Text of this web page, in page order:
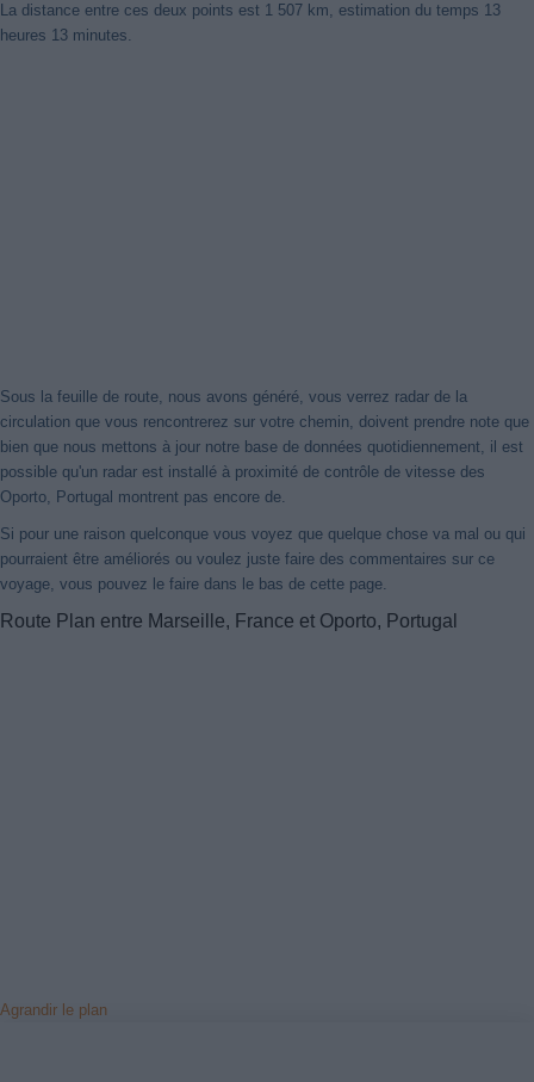
La distance entre ces deux points est 1 507 km, estimation du temps 13
heures 13 minutes.
Sous la feuille de route, nous avons généré, vous verrez radar de la
circulation que vous rencontrerez sur votre chemin, doivent prendre note que
bien que nous mettons à jour notre base de données quotidiennement, il est
possible qu'un radar est installé à proximité de contrôle de vitesse des
Oporto, Portugal montrent pas encore de.
Si pour une raison quelconque vous voyez que quelque chose va mal ou qui
pourraient être améliorés ou voulez juste faire des commentaires sur ce
voyage, vous pouvez le faire dans le bas de cette page.
Route Plan entre Marseille, France et Oporto, Portugal
Agrandir le plan